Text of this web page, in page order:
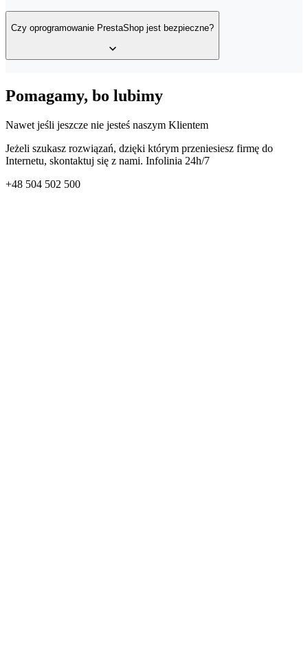
Sklep możesz zintegrować z praktycznie z każdą usługą e-
commerce – systemami płatności (np. PayU, Tpay), firmami
modelu dropshipping) i platformami aukcyjnymi (np. Allegro). Po
wersji płatnej i darmowej).
Czy oprogramowanie PrestaShop jest bezpieczne?
Tak, oprogramowanie jest regularnie aktualizowane przez twórców.
Powiadomienia o nowych aktualizacjach pojawiają się w panelu
Pomagamy, bo lubimy
Nawet jeśli jeszcze nie jesteś naszym Klientem
Jeżeli szukasz rozwiązań, dzięki którym przeniesiesz firmę do
Internetu, skontaktuj się z nami. Infolinia 24h/7
+48 504 502 500